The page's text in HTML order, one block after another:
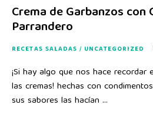
Crema de Garbanzos con
Parrandero
RECETAS SALADAS / UNCATEGORIZED
¡Si hay algo que nos hace
las cremas! hechas con
sus sabores las hacían …